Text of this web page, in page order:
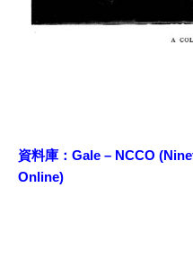
資料庫： Gale – NCCO
Online)